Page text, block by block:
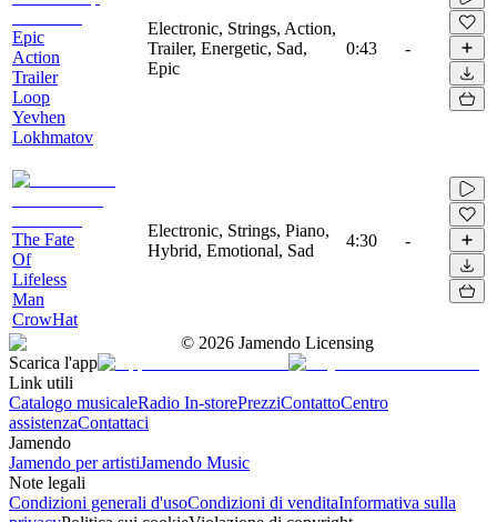
Epic
Action
Trailer
Loop
Yevhen
Lokhmatov
Electronic, Strings, Action,
Trailer, Energetic, Sad,
Epic
0:43 -
The Fate
Of
Lifeless
Man
CrowHat
Electronic, Strings, Piano,
Hybrid, Emotional, Sad
4:30 -
© 2026 Jamendo Licensing
Scarica l'app
Link utili
Catalogo musicaleRadio In-storePrezziContattoCentro
assistenzaContattaci
Jamendo
Jamendo per artistiJamendo Music
Note legali
Condizioni generali d'usoCondizioni di venditaInformativa sulla